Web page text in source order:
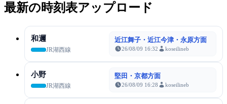
最新の時刻表アップロード
和邇
JR湖西線
近江舞子・近江今津・永原方面
26/08/09 16:32 koseilineb
小野
JR湖西線
堅田・京都方面
26/08/09 16:28 koseilineb